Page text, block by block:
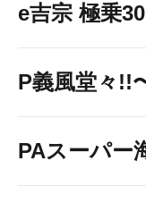
e吉宗 極乗
P義風堂々!!
PAスーパー